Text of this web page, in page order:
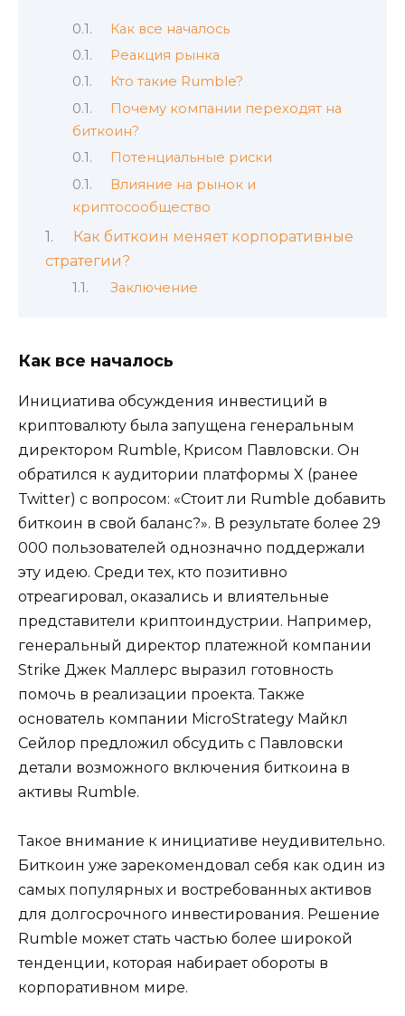
Как все началось
Реакция рынка
Кто такие Rumble?
Почему компании переходят на
биткоин?
Потенциальные риски
Влияние на рынок и
криптосообщество
Как биткоин меняет корпоративные
стратегии?
Заключение
Как все началось
Инициатива обсуждения инвестиций в
криптовалюту была запущена генеральным
директором Rumble, Крисом Павловски. Он
обратился к аудитории платформы X (ранее
Twitter) с вопросом: «Стоит ли Rumble добавить
биткоин в свой баланс?». В результате более 29
000 пользователей однозначно поддержали
эту идею. Среди тех, кто позитивно
отреагировал, оказались и влиятельные
представители криптоиндустрии. Например,
генеральный директор платежной компании
Strike Джек Маллерс выразил готовность
помочь в реализации проекта. Также
основатель компании MicroStrategy Майкл
Сейлор предложил обсудить с Павловски
детали возможного включения биткоина в
активы Rumble.
Такое внимание к инициативе неудивительно.
Биткоин уже зарекомендовал себя как один из
самых популярных и востребованных активов
для долгосрочного инвестирования. Решение
Rumble может стать частью более широкой
тенденции, которая набирает обороты в
корпоративном мире.